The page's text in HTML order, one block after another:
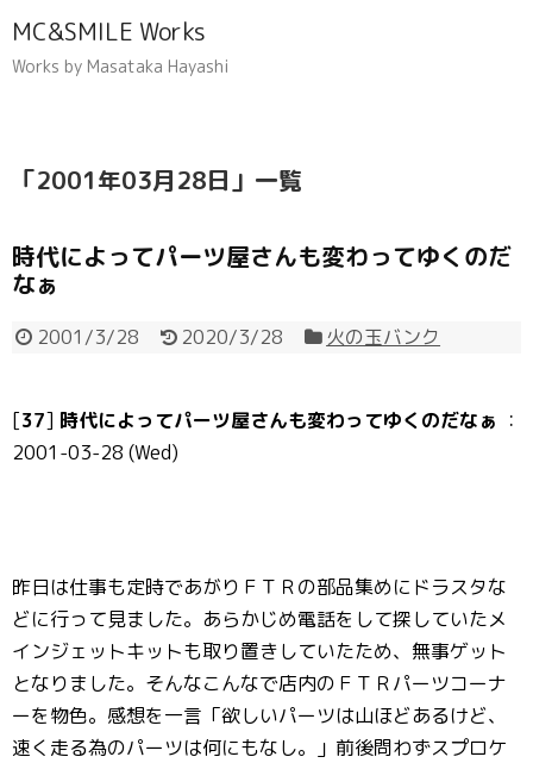
MC&SMILE Works
Works by Masataka Hayashi
「2001年03月28日 」 一覧
時代によってパーツ屋さんも変わってゆくのだ
なぁ
2001/3/28 2020/3/28 火の玉バンク
[37] 時代によってパーツ屋さんも変わってゆくのだなぁ ：
2001-03-28 (Wed)
昨日は仕事も定時であがりＦＴＲの部品集めにドラスタな
どに行って見ました。あらかじめ電話をして探していたメ
インジェットキットも取り置きしていたため、無事ゲット
となりました。そんなこんなで店内のＦＴＲパーツコーナ
ーを物色。感想を一言「欲しいパーツは山ほどあるけど、
速く走る為のパーツは何にもなし。」前後問わずスプロケ